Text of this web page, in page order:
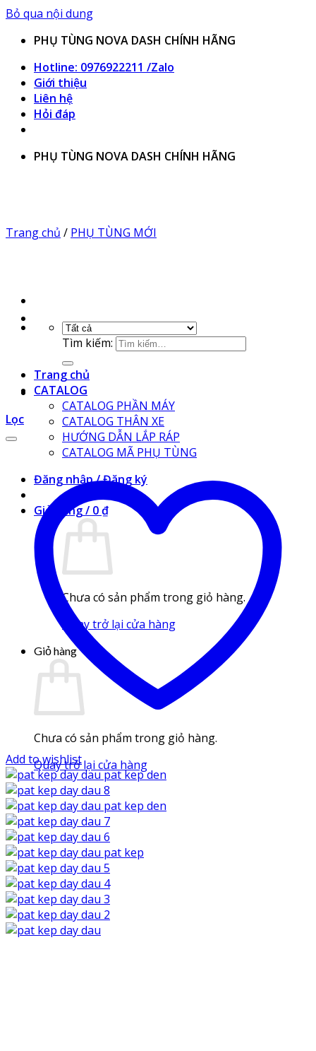
Bỏ qua nội dung
PHỤ TÙNG NOVA DASH CHÍNH HÃNG
Hotline: 0976922211 /Zalo
Giới thiệu
Liên hệ
Hỏi đáp
PHỤ TÙNG NOVA DASH CHÍNH HÃNG
Tìm kiếm:
Trang chủ
CATALOG
CATALOG PHẦN MÁY
CATALOG THÂN XE
HƯỚNG DẪN LẮP RÁP
CATALOG MÃ PHỤ TÙNG
Đăng nhập / Đăng ký
Giỏ hàng / 0₫
Chưa có sản phẩm trong giỏ hàng.
Quay trở lại cửa hàng
Giỏ hàng
Chưa có sản phẩm trong giỏ hàng.
Quay trở lại cửa hàng
Trang chủ / PHỤ TÙNG MỚI
Lọc
Add to wishlist